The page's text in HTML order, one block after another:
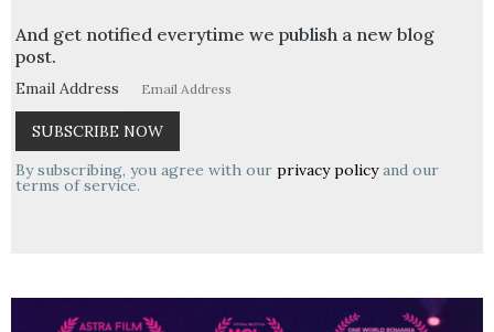
And get notified everytime we publish a new blog
post.
Email Address
By subscribing, you agree with our privacy policyand our
terms of service.